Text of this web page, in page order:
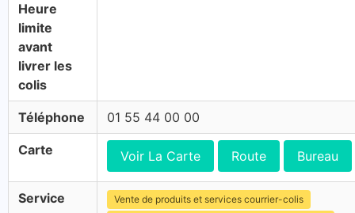
Heure
limite
avant
livrer les
colis
Téléphone 01 55 44 00 00
Carte Voir La Carte Route Bureau
Service
Vente de produits et services courrier-colis